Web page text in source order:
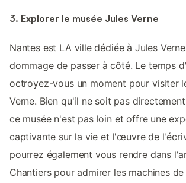
3. Explorer le musée Jules Verne
Nantes est LA ville dédiée à Jules
dommage de passer à côté. Le temps
octroyez-vous un moment pour visiter
Verne. Bien qu'il ne soit pas
ce musée n'est pas loin et offre une
captivante sur la vie et l'œuvre de
pourrez également vous rendre dans
Chantiers pour admirer les machines